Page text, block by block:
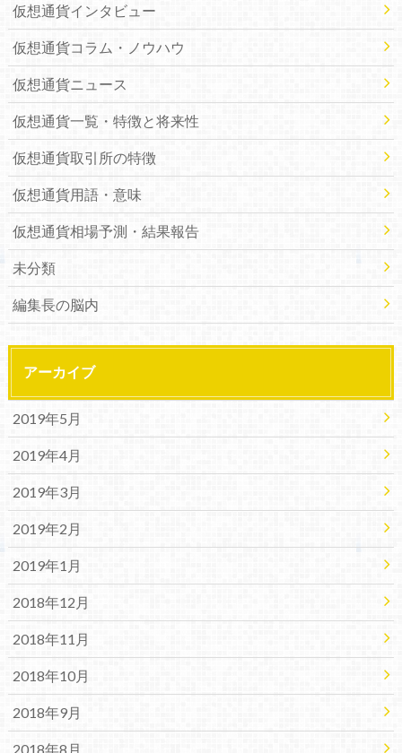
仮想通貨インタビュー
仮想通貨コラム・ノウハウ
仮想通貨ニュース
仮想通貨一覧・特徴と将来性
仮想通貨取引所の特徴
仮想通貨用語・意味
仮想通貨相場予測・結果報告
未分類
編集長の脳内
アーカイブ
2019年5月
2019年4月
2019年3月
2019年2月
2019年1月
2018年12月
2018年11月
2018年10月
2018年9月
2018年8月